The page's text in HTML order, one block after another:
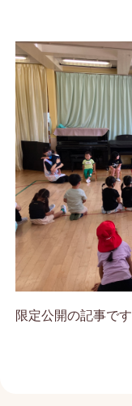
限定公開の記事です